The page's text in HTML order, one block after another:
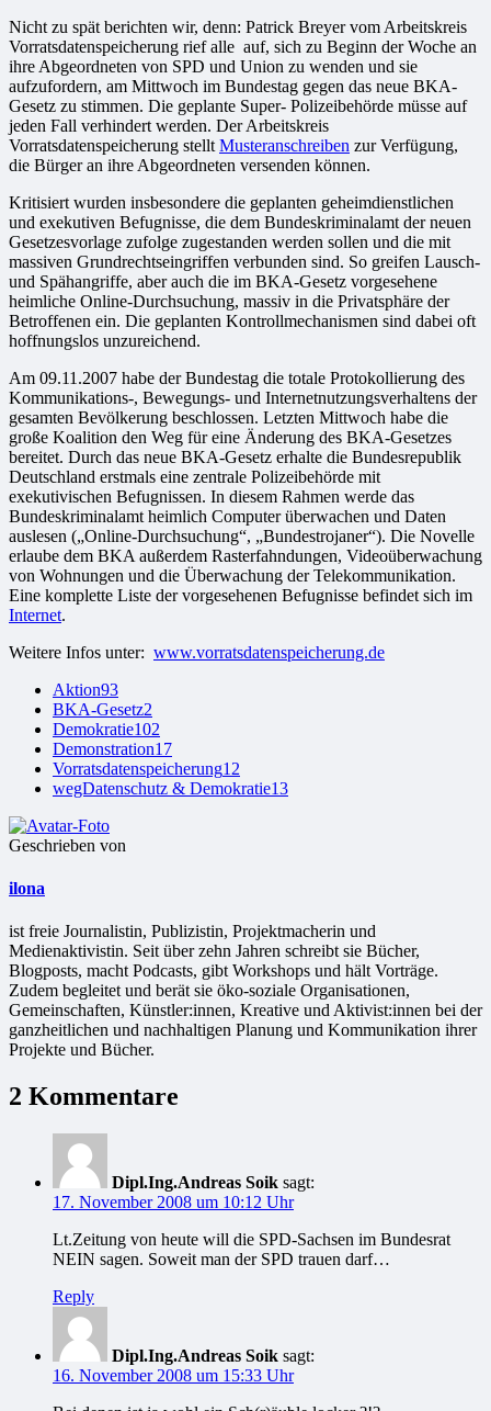
Nicht zu spät berichten wir, denn: Patrick Breyer vom Arbeitskreis
Vorratsdatenspeicherung rief alle auf, sich zu Beginn der Woche an
ihre Abgeordneten von SPD und Union zu wenden und sie
aufzufordern, am Mittwoch im Bundestag gegen das neue BKA-
Gesetz zu stimmen. Die geplante Super- Polizeibehörde müsse auf
jeden Fall verhindert werden. Der Arbeitskreis
Vorratsdatenspeicherung stellt Musteranschreiben zur Verfügung,
die Bürger an ihre Abgeordneten versenden können.
Kritisiert wurden insbesondere die geplanten geheimdienstlichen
und exekutiven Befugnisse, die dem Bundeskriminalamt der neuen
Gesetzesvorlage zufolge zugestanden werden sollen und die mit
massiven Grundrechtseingriffen verbunden sind. So greifen Lausch-
und Spähangriffe, aber auch die im BKA-Gesetz vorgesehene
heimliche Online-Durchsuchung, massiv in die Privatsphäre der
Betroffenen ein. Die geplanten Kontrollmechanismen sind dabei oft
hoffnungslos unzureichend.
Am 09.11.2007 habe der Bundestag die totale Protokollierung des
Kommunikations-, Bewegungs- und Internetnutzungsverhaltens der
gesamten Bevölkerung beschlossen. Letzten Mittwoch habe die
große Koalition den Weg für eine Änderung des BKA-Gesetzes
bereitet. Durch das neue BKA-Gesetz erhalte die Bundesrepublik
Deutschland erstmals eine zentrale Polizeibehörde mit
exekutivischen Befugnissen. In diesem Rahmen werde das
Bundeskriminalamt heimlich Computer überwachen und Daten
auslesen („Online-Durchsuchung“, „Bundestrojaner“). Die Novelle
erlaube dem BKA außerdem Rasterfahndungen, Videoüberwachung
von Wohnungen und die Überwachung der Telekommunikation.
Eine komplette Liste der vorgesehenen Befugnisse befindet sich im
Internet.
Weitere Infos unter: www.vorratsdatenspeicherung.de
Aktion93
BKA-Gesetz2
Demokratie102
Demonstration17
Vorratsdatenspeicherung12
wegDatenschutz & Demokratie13
Geschrieben von
ilona
ist freie Jour­na­lis­tin, Publizistin, Projekt­ma­che­rin und
Medienaktivistin. Seit über zehn Jahren schreibt sie Bücher,
Blogposts, macht Podcasts, gibt Workshops und hält Vorträge.
Zudem begleitet und berät sie öko-soziale Organisationen,
Gemeinschaften, Künstler:innen, Kreative und Aktivist:innen bei der
ganzheitlichen und nachhaltigen Planung und Kommunikation ihrer
Projekte und Bücher.
2 Kommentare
Dipl.Ing.Andreas Soik sagt:
17. November 2008 um 10:12 Uhr
Lt.Zeitung von heute will die SPD-Sachsen im Bundesrat
NEIN sagen. Soweit man der SPD trauen darf…
Reply
Dipl.Ing.Andreas Soik sagt:
16. November 2008 um 15:33 Uhr